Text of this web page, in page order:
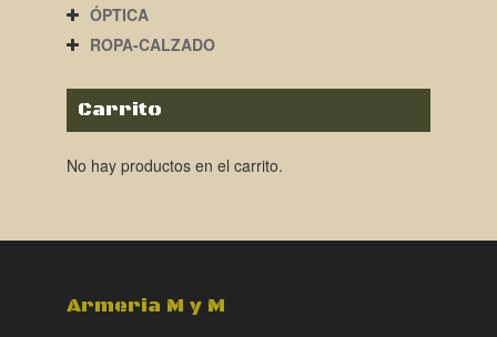
ÓPTICA
ROPA-CALZADO
Carrito
No hay productos en el carrito.
Armeria M y M